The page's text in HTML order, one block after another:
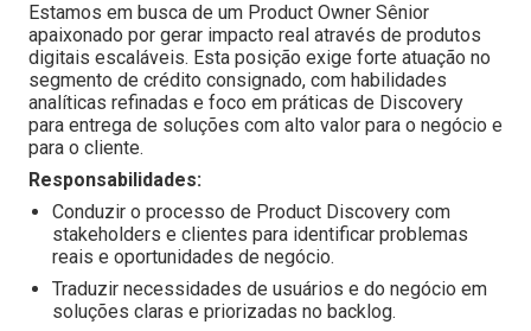
Estamos em busca de um Product Owner Sênior
apaixonado por gerar impacto real através de produtos
digitais escaláveis. Esta posição exige forte atuação no
segmento de crédito consignado, com habilidades
analíticas refinadas e foco em práticas de Discovery
para entrega de soluções com alto valor para o negócio e
para o cliente.
Responsabilidades:
Conduzir o processo de Product Discovery com
stakeholders e clientes para identificar problemas
reais e oportunidades de negócio.
Traduzir necessidades de usuários e do negócio em
soluções claras e priorizadas no backlog.